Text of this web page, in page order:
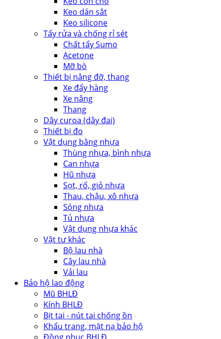
Keo dán sắt
Keo silicone
Tẩy rửa và chống rỉ sét
Chất tẩy Sumo
Acetone
Mỡ bò
Thiết bị nâng đỡ, thang
Xe đẩy hàng
Xe nâng
Thang
Dây curoa (dây đai)
Thiết bị đo
Vật dụng bằng nhựa
Thùng nhựa, bình nhựa
Can nhựa
Hũ nhựa
Sọt, rổ, giỏ nhựa
Thau, chậu, xô nhựa
Sóng nhựa
Tủ nhựa
Vật dụng nhựa khác
Vật tư khác
Bộ lau nhà
Cây lau nhà
Vải lau
Bảo hộ lao động
Mũ BHLĐ
Kính BHLĐ
Bịt tai - nút tai chống ồn
Khẩu trang, mặt nạ bảo hộ